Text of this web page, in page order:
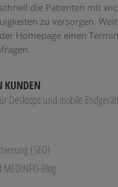
die Patienten mit
zu versorgen.
Homepage einen
KUNDEN
Desktops und mobile
(SEO)
Blog